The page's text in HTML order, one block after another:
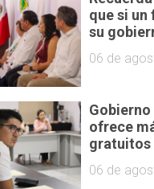
que si
su
06 de
ofrece
gratuitos
06 de